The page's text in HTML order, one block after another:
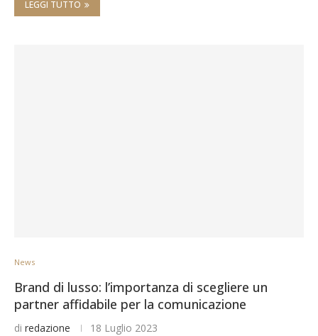
LEGGI TUTTO
News
Brand di lusso: l’importanza di scegliere un
partner affidabile per la comunicazione
di redazione 18 Luglio 2023